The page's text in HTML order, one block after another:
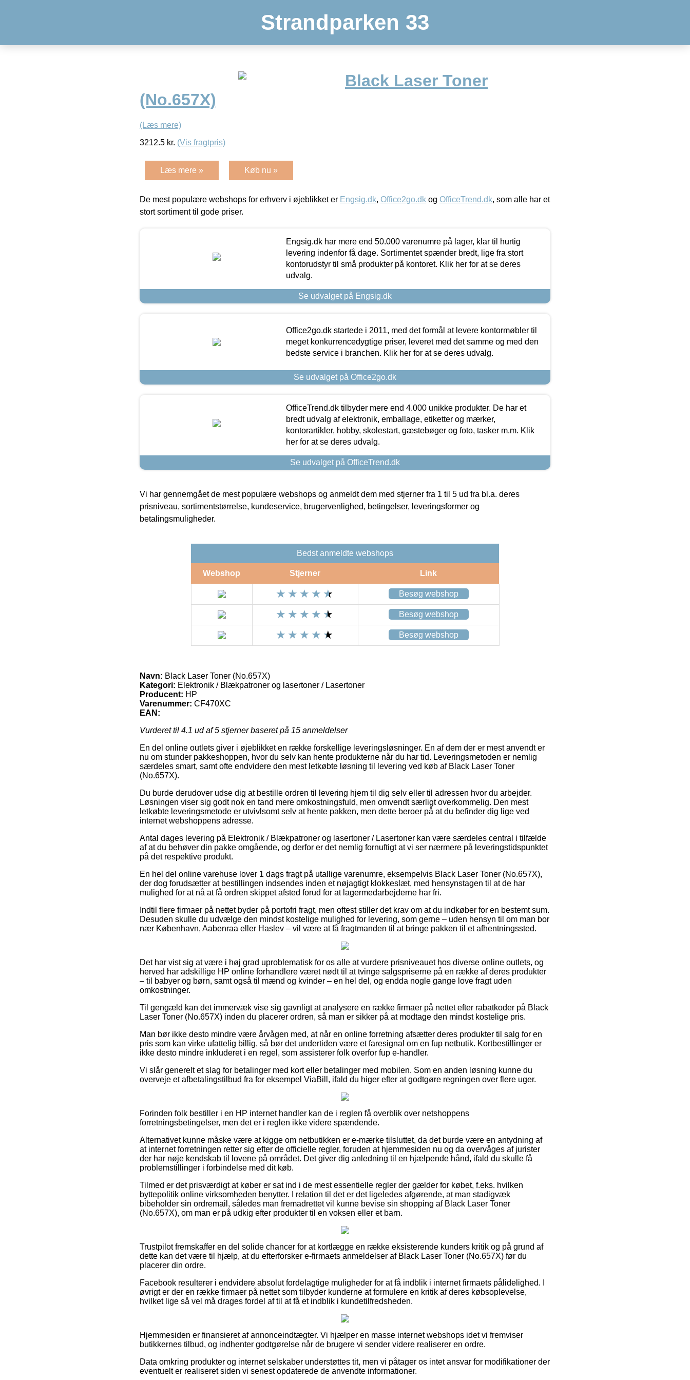
Strandparken 33
Black Laser Toner
(No.657X)
(Læs mere)
3212.5 kr. (Vis fragtpris)
Læs mere » Køb nu »
De mest populære webshops for erhverv i øjeblikket er Engsig.dk, Office2go.dk og OfficeTrend.dk, som alle har et
stort sortiment til gode priser.
Engsig.dk har mere end 50.000 varenumre på lager, klar til hurtig
levering indenfor få dage. Sortimentet spænder bredt, lige fra stort
kontorudstyr til små produkter på kontoret. Klik her for at se deres
udvalg.
Se udvalget på Engsig.dk
Office2go.dk startede i 2011, med det formål at levere kontormøbler til
meget konkurrencedygtige priser, leveret med det samme og med den
bedste service i branchen. Klik her for at se deres udvalg.
Se udvalget på Office2go.dk
OfficeTrend.dk tilbyder mere end 4.000 unikke produkter. De har et
bredt udvalg af elektronik, emballage, etiketter og mærker,
kontorartikler, hobby, skolestart, gæstebøger og foto, tasker m.m. Klik
her for at se deres udvalg.
Se udvalget på OfficeTrend.dk
Vi har gennemgået de mest populære webshops og anmeldt dem med stjerner fra 1 til 5 ud fra bl.a. deres
prisniveau, sortimentstørrelse, kundeservice, brugervenlighed, betingelser, leveringsformer og
betalingsmuligheder.
Bedst anmeldte webshops
Webshop Stjerner Link
Besøg webshop
Besøg webshop
Besøg webshop
Navn: Black Laser Toner (No.657X)
Kategori: Elektronik / Blækpatroner og lasertoner / Lasertoner
Producent: HP
Varenummer: CF470XC
EAN:
Vurderet til 4.1 ud af 5 stjerner baseret på 15 anmeldelser
En del online outlets giver i øjeblikket en række forskellige leveringsløsninger. En af dem der er mest anvendt er
nu om stunder pakkeshoppen, hvor du selv kan hente produkterne når du har tid. Leveringsmetoden er nemlig
særdeles smart, samt ofte endvidere den mest letkøbte løsning til levering ved køb af Black Laser Toner
(No.657X).
Du burde derudover udse dig at bestille ordren til levering hjem til dig selv eller til adressen hvor du arbejder.
Løsningen viser sig godt nok en tand mere omkostningsfuld, men omvendt særligt overkommelig. Den mest
letkøbte leveringsmetode er utvivlsomt selv at hente pakken, men dette beroer på at du befinder dig lige ved
internet webshoppens adresse.
Antal dages levering på Elektronik / Blækpatroner og lasertoner / Lasertoner kan være særdeles central i tilfælde
af at du behøver din pakke omgående, og derfor er det nemlig fornuftigt at vi ser nærmere på leveringstidspunktet
på det respektive produkt.
En hel del online varehuse lover 1 dags fragt på utallige varenumre, eksempelvis Black Laser Toner (No.657X),
der dog forudsætter at bestillingen indsendes inden et nøjagtigt klokkeslæt, med hensynstagen til at de har
mulighed for at nå at få ordren skippet afsted forud for at lagermedarbejderne har fri.
Indtil flere firmaer på nettet byder på portofri fragt, men oftest stiller det krav om at du indkøber for en bestemt sum.
Desuden skulle du udvælge den mindst kostelige mulighed for levering, som gerne – uden hensyn til om man bor
nær København, Aabenraa eller Haslev – vil være at få fragtmanden til at bringe pakken til et afhentningssted.
Det har vist sig at være i høj grad uproblematisk for os alle at vurdere prisniveauet hos diverse online outlets, og
herved har adskillige HP online forhandlere været nødt til at tvinge salgspriserne på en række af deres produkter
– til babyer og børn, samt også til mænd og kvinder – en hel del, og endda nogle gange love fragt uden
omkostninger.
Til gengæld kan det immervæk vise sig gavnligt at analysere en række firmaer på nettet efter rabatkoder på Black
Laser Toner (No.657X) inden du placerer ordren, så man er sikker på at modtage den mindst kostelige pris.
Man bør ikke desto mindre være årvågen med, at når en online forretning afsætter deres produkter til salg for en
pris som kan virke ufattelig billig, så bør det undertiden være et faresignal om en fup netbutik. Kortbestillinger er
ikke desto mindre inkluderet i en regel, som assisterer folk overfor fup e-handler.
Vi slår generelt et slag for betalinger med kort eller betalinger med mobilen. Som en anden løsning kunne du
overveje et afbetalingstilbud fra for eksempel ViaBill, ifald du higer efter at godtgøre regningen over flere uger.
Forinden folk bestiller i en HP internet handler kan de i reglen få overblik over netshoppens
forretningsbetingelser, men det er i reglen ikke videre spændende.
Alternativet kunne måske være at kigge om netbutikken er e-mærke tilsluttet, da det burde være en antydning af
at internet forretningen retter sig efter de officielle regler, foruden at hjemmesiden nu og da overvåges af jurister
der har nøje kendskab til lovene på området. Det giver dig anledning til en hjælpende hånd, ifald du skulle få
problemstillinger i forbindelse med dit køb.
Tilmed er det prisværdigt at køber er sat ind i de mest essentielle regler der gælder for købet, f.eks. hvilken
byttepolitik online virksomheden benytter. I relation til det er det ligeledes afgørende, at man stadigvæk
bibeholder sin ordremail, således man fremadrettet vil kunne bevise sin shopping af Black Laser Toner
(No.657X), om man er på udkig efter produkter til en voksen eller et barn.
Trustpilot fremskaffer en del solide chancer for at kortlægge en række eksisterende kunders kritik og på grund af
dette kan det være til hjælp, at du efterforsker e-firmaets anmeldelser af Black Laser Toner (No.657X) før du
placerer din ordre.
Facebook resulterer i endvidere absolut fordelagtige muligheder for at få indblik i internet firmaets pålidelighed. I
øvrigt er der en række firmaer på nettet som tilbyder kunderne at formulere en kritik af deres købsoplevelse,
hvilket lige så vel må drages fordel af til at få et indblik i kundetilfredsheden.
Hjemmesiden er finansieret af annonceindtægter. Vi hjælper en masse internet webshops idet vi fremviser
butikkernes tilbud, og indhenter godtgørelse når de brugere vi sender videre realiserer en ordre.
Data omkring produkter og internet selskaber understøttes tit, men vi påtager os intet ansvar for modifikationer der
eventuelt er realiseret siden vi senest opdaterede de anvendte informationer.